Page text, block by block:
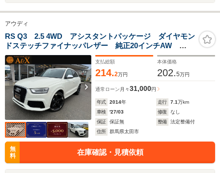
アウディ
RS Q3 2.5 4WD アシスタントパッケージ ダイヤモン
ドステッチファイナッパレザー 純正20インチAW
BOSEサラウンドサンドシステム
支払総額
214.2万円
本体価格
202.5万円
通常ローン 月々31,000円
年式 2014年 走行 7.1万km
車検
'27/03 修復
なし
保証
保証無 整備
法定整備付
住所
群馬県太田市
無
料
在庫確認・見積依頼